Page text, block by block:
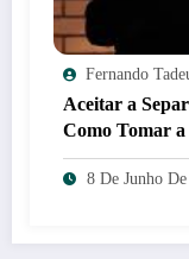
Fernando
Aceitar a
Como Tomar
Conjugal
8 De Junho